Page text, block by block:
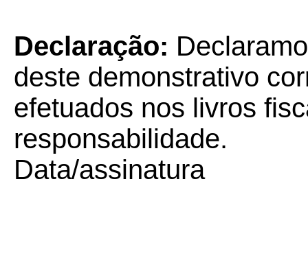
Declaração:
deste demonstrativo
efetuados nos livros
responsabilidade.
Data/assinatura